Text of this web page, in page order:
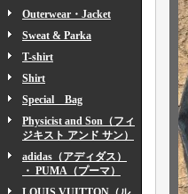
Outerwear・Jacket
Sweat & Parka
T-shirt
Shirt
Special Bag
Physicist and Son（フィ
ジキスト アンド サン）
adidas（アディダス）
・ PUMA（プーマ）